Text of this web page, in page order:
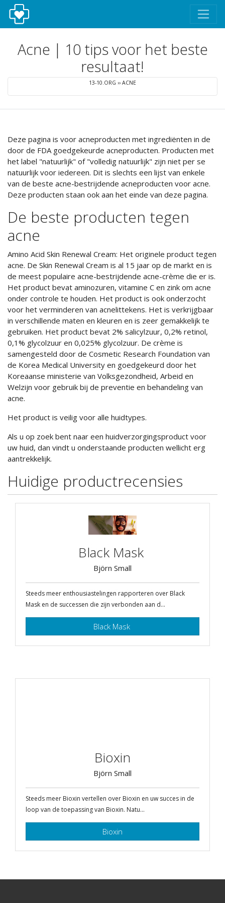
Acne | 10 tips voor het beste
resultaat!
13-10.ORG ›› ACNE
Deze pagina is voor acneproducten met ingrediënten in de
door de FDA goedgekeurde acneproducten. Producten met
het label "natuurlijk" of "volledig natuurlijk" zijn niet per se
natuurlijk voor iedereen. Dit is slechts een lijst van enkele
van de beste acne-bestrijdende acneproducten voor acne.
Deze producten staan ook aan het einde van deze pagina.
De beste producten tegen
acne
Amino Acid Skin Renewal Cream: Het originele product tegen
acne. De Skin Renewal Cream is al 15 jaar op de markt en is
de meest populaire acne-bestrijdende acne-crème die er is.
Het product bevat aminozuren, vitamine C en zink om acne
onder controle te houden. Het product is ook onderzocht
voor het verminderen van acnelittekens. Het is verkrijgbaar
in verschillende maten en kleuren en is zeer gemakkelijk te
gebruiken. Het product bevat 2% salicylzuur, 0,2% retinol,
0,1% glycolzuur en 0,025% glycolzuur. De crème is
samengesteld door de Cosmetic Research Foundation van
de Korea Medical University en goedgekeurd door het
Koreaanse ministerie van Volksgezondheid, Arbeid en
Welzijn voor gebruik bij de preventie en behandeling van
acne.
Het product is veilig voor alle huidtypes.
Als u op zoek bent naar een huidverzorgingsproduct voor
uw huid, dan vindt u onderstaande producten wellicht erg
aantrekkelijk.
Huidige productrecensies
Black Mask
Björn Small
Steeds meer enthousiastelingen rapporteren over Black
Mask en de successen die zijn verbonden aan d...
Black Mask
Bioxin
Björn Small
Steeds meer Bioxin vertellen over Bioxin en uw succes in de
loop van de toepassing van Bioxin. Natu...
Bioxin